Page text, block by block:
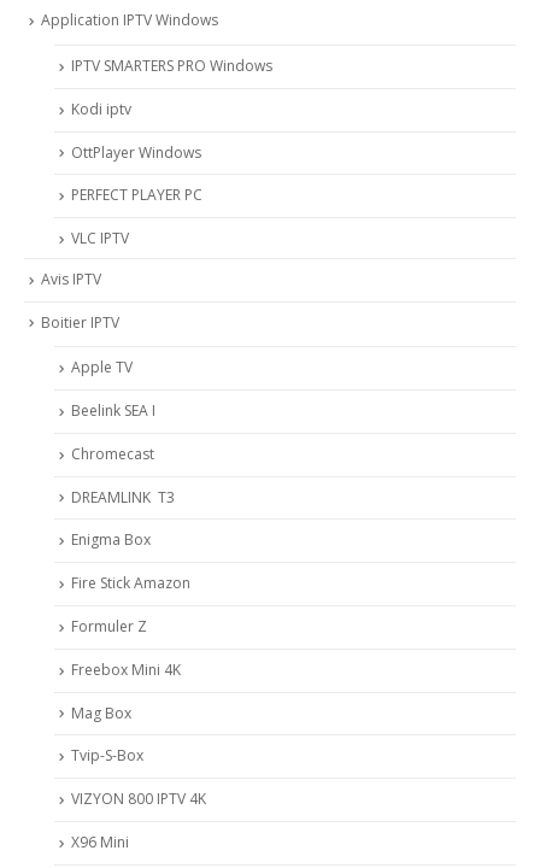
Application IPTV Windows
IPTV SMARTERS PRO Windows
Kodi iptv
OttPlayer Windows
PERFECT PLAYER PC
VLC IPTV
Avis IPTV
Boitier IPTV
Apple TV
Beelink SEA I
Chromecast
DREAMLINK T3
Enigma Box
Fire Stick Amazon
Formuler Z
Freebox Mini 4K
Mag Box
Tvip-S-Box
VIZYON 800 IPTV 4K
X96 Mini